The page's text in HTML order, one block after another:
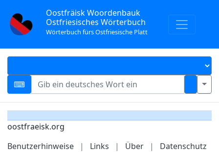
Oostfräisk Woordenbauk
Ostfriesisches Wörterbuch
Wörterbuch fürs Ostfriesische Platt
oostfraeisk.org
Benutzerhinweise
| Links | Über | Datenschutz